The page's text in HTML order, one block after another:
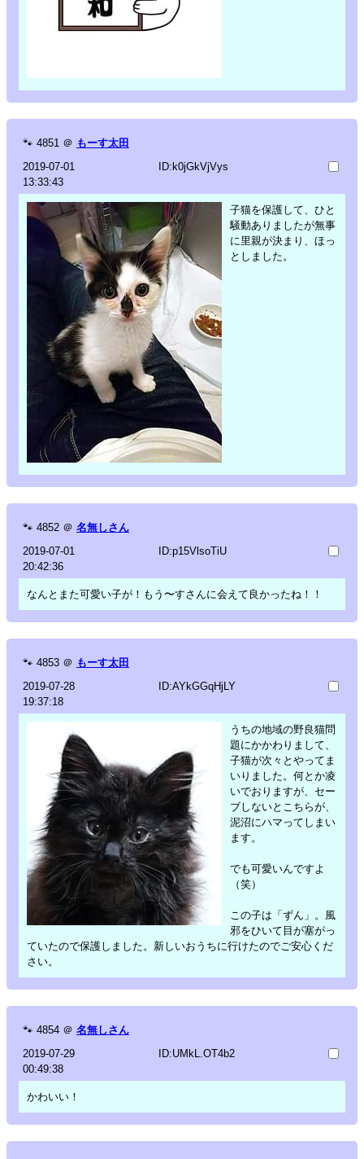
🐾 4851 ＠ もーす太田
2019-07-01
13:33:43
ID:k0jGkVjVys
子猫を保護して、ひと
騒動ありましたが無事
に里親が決まり、ほっ
としました。
🐾 4852 ＠ 名無しさん
2019-07-01
20:42:36
ID:p15VlsoTiU
なんとまた可愛い子が！もう〜すさんに会えて良かったね！！
🐾 4853 ＠ もーす太田
2019-07-28
19:37:18
ID:AYkGGqHjLY
うちの地域の野良猫問
題にかかわりまして、
子猫が次々とやってま
いりました。何とか凌
いでおりますが、セー
ブしないとこちらが、
泥沼にハマってしまい
ます。
でも可愛いんですよ
（笑）
この子は「ずん」。風
邪をひいて目が塞がっ
ていたので保護しました。新しいおうちに行けたのでご安心くだ
さい。
🐾 4854 ＠ 名無しさん
2019-07-29
00:49:38
ID:UMkL.OT4b2
かわいい！